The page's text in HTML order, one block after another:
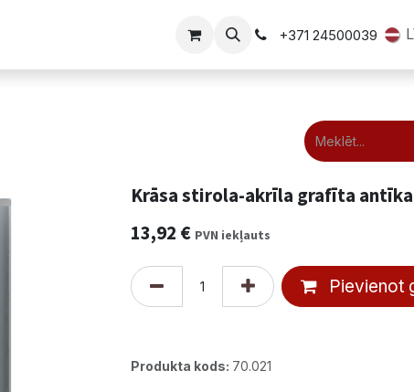
+371 24500039
Krāsa stirola-akrīla grafīta
13,92 € PVN iekļauts
Pievienot
Produkta kods: 70.021